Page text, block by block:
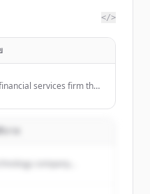
</>
services firm that
services, asset
บาย
company...